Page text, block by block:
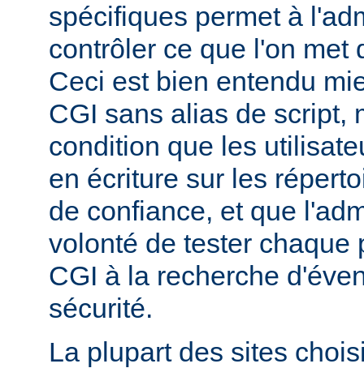
spécifiques permet à
contrôler ce que l'on met
Ceci est bien entendu
CGI sans alias de script,
condition que les
en écriture sur les
de confiance, et que
volonté de tester chaque
CGI à la recherche
sécurité.
La plupart des sites